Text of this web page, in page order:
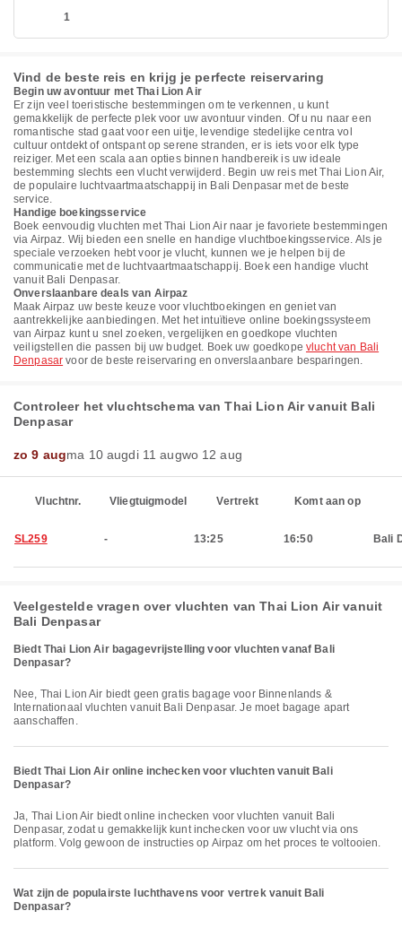
1
Vind de beste reis en krijg je perfecte reiservaring
Begin uw avontuur met Thai Lion Air
Er zijn veel toeristische bestemmingen om te verkennen, u kunt
gemakkelijk de perfecte plek voor uw avontuur vinden. Of u nu naar een
romantische stad gaat voor een uitje, levendige stedelijke centra vol
cultuur ontdekt of ontspant op serene stranden, er is iets voor elk type
reiziger. Met een scala aan opties binnen handbereik is uw ideale
bestemming slechts een vlucht verwijderd. Begin uw reis met Thai Lion Air,
de populaire luchtvaartmaatschappij in Bali Denpasar met de beste
service.
Handige boekingsservice
Boek eenvoudig vluchten met Thai Lion Air naar je favoriete bestemmingen
via Airpaz. Wij bieden een snelle en handige vluchtboekingsservice. Als je
speciale verzoeken hebt voor je vlucht, kunnen we je helpen bij de
communicatie met de luchtvaartmaatschappij. Boek een handige vlucht
vanuit Bali Denpasar.
Onverslaanbare deals van Airpaz
Maak Airpaz uw beste keuze voor vluchtboekingen en geniet van
aantrekkelijke aanbiedingen. Met het intuïtieve online boekingssysteem
van Airpaz kunt u snel zoeken, vergelijken en goedkope vluchten
veiligstellen die passen bij uw budget. Boek uw goedkope vlucht van Bali
Denpasar voor de beste reiservaring en onverslaanbare besparingen.
Controleer het vluchtschema van Thai Lion Air vanuit Bali
Denpasar
zo 9 augma 10 augdi 11 augwo 12 aug
Vluchtnr. Vliegtuigmodel Vertrekt Komt aan op
SL259 - 13:25 16:50 Bali
Veelgestelde vragen over vluchten van Thai Lion Air vanuit
Bali Denpasar
Biedt Thai Lion Air bagagevrijstelling voor vluchten vanaf Bali
Denpasar?
Nee, Thai Lion Air biedt geen gratis bagage voor Binnenlands &
Internationaal vluchten vanuit Bali Denpasar. Je moet bagage apart
aanschaffen.
Biedt Thai Lion Air online inchecken voor vluchten vanuit Bali
Denpasar?
Ja, Thai Lion Air biedt online inchecken voor vluchten vanuit Bali
Denpasar, zodat u gemakkelijk kunt inchecken voor uw vlucht via ons
platform. Volg gewoon de instructies op Airpaz om het proces te voltooien.
Wat zijn de populairste luchthavens voor vertrek vanuit Bali
Denpasar?